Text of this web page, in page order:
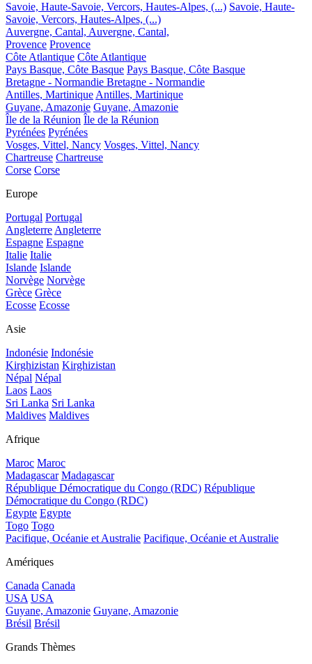
Savoie, Haute-Savoie, Vercors, Hautes-Alpes, (...) Savoie, Haute-
Savoie, Vercors, Hautes-Alpes, (...)
Auvergne, Cantal, Auvergne, Cantal,
Provence Provence
Côte Atlantique Côte Atlantique
Pays Basque, Côte Basque Pays Basque, Côte Basque
Bretagne - Normandie Bretagne - Normandie
Antilles, MartiniqueAntilles, Martinique
Guyane, Amazonie Guyane, Amazonie
Île de la Réunion Île de la Réunion
Pyrénées Pyrénées
Vosges, Vittel, Nancy Vosges, Vittel, Nancy
Chartreuse Chartreuse
Corse Corse
Europe
Portugal Portugal
AngleterreAngleterre
Espagne Espagne
Italie Italie
Islande Islande
Norvège Norvège
Grèce Grèce
Ecosse Ecosse
Asie
Indonésie Indonésie
Kirghizistan Kirghizistan
Népal Népal
Laos Laos
Sri Lanka Sri Lanka
Maldives Maldives
Afrique
Maroc Maroc
Madagascar Madagascar
République Démocratique du Congo (RDC) République
Démocratique du Congo (RDC)
Egypte Egypte
Togo Togo
Pacifique, Océanie et Australie Pacifique, Océanie et Australie
Amériques
Canada Canada
USA USA
Guyane, Amazonie Guyane, Amazonie
Brésil Brésil
Grands Thèmes